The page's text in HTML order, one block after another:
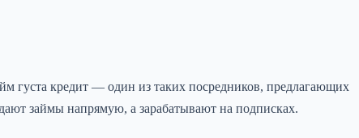
густа кредит — один из таких посредников, предлагающих
займы напрямую, а зарабатывают на подписках.